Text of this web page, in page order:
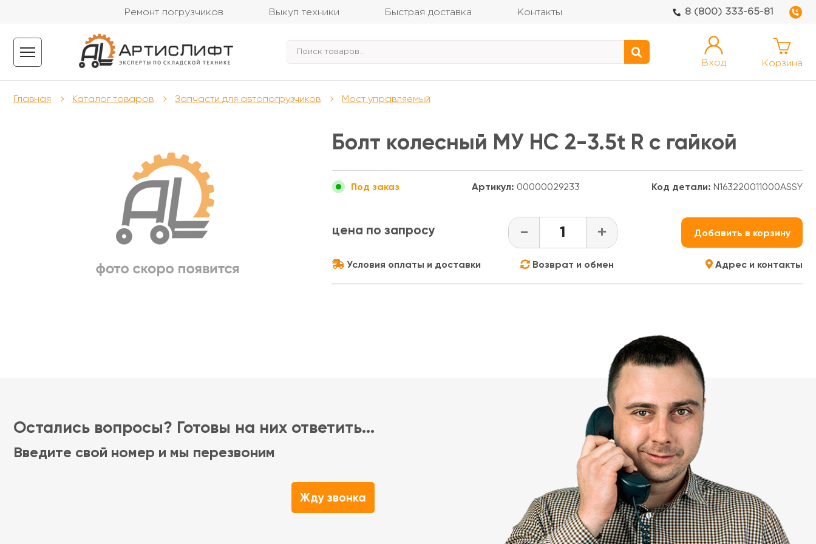
Ремонт погрузчиков Выкуп техники Быстрая доставка Контакты 8 (800) 333-65-81
Вход Корзина
Главная Каталог товаров Запчасти для автопогрузчиков Мост управляемый
Болт колесный МУ HC 2-3.5t R с гайкой
Под заказ Артикул: 00000029233 Код детали: N163220011000ASSY
цена по запросу - + Добавить в корзину
Условия оплаты и доставки Возврат и обмен Адрес и контакты
Остались вопросы? Готовы на них ответить...
Введите свой номер и мы перезвоним
Жду звонка